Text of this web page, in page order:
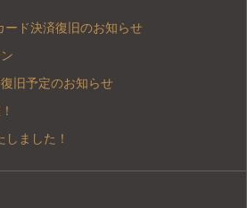
ード決済復旧のお知らせ
旧予定のお知らせ
ました！